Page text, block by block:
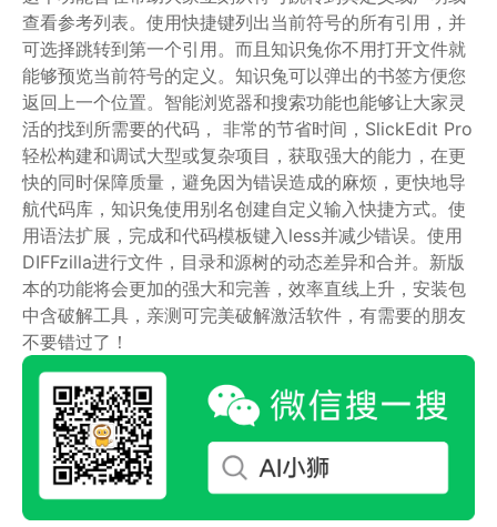
查看参考列表。使用快捷键列出当前符号的所有引用，并
可选择跳转到第一个引用。而且知识兔你不用打开文件就
能够预览当前符号的定义。知识兔可以弹出的书签方便您
返回上一个位置。智能浏览器和搜索功能也能够让大家灵
活的找到所需要的代码， 非常的节省时间，SlickEdit Pro
轻松构建和调试大型或复杂项目，获取强大的能力，在更
快的同时保障质量，避免因为错误造成的麻烦，更快地导
航代码库，知识兔使用别名创建自定义输入快捷方式。使
用语法扩展，完成和代码模板键入less并减少错误。使用
DIFFzilla进行文件，目录和源树的动态差异和合并。新版
本的功能将会更加的强大和完善，效率直线上升，安装包
中含破解工具，亲测可完美破解激活软件，有需要的朋友
不要错过了！